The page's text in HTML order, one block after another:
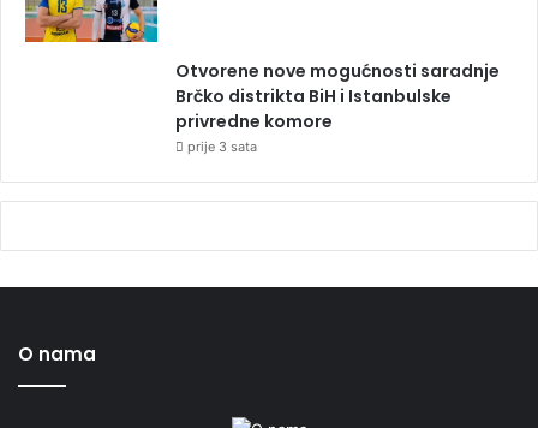
Otvorene nove mogućnosti saradnje
Brčko distrikta BiH i Istanbulske
privredne komore
prije 3 sata
O nama